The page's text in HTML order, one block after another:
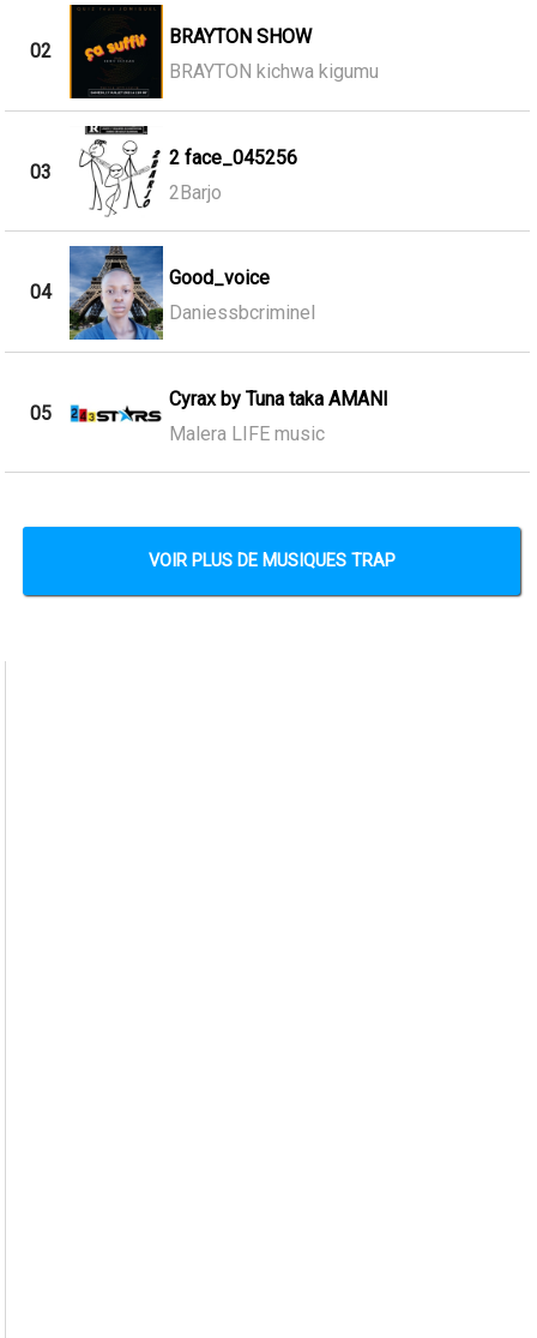
02
BRAYTON SHOW
BRAYTON kichwa kigumu
03
2 face_045256
2Barjo
04
Good_voice
Daniessbcriminel
05
Cyrax by Tuna taka AMANI
Malera LIFE music
VOIR PLUS DE MUSIQUES TRAP